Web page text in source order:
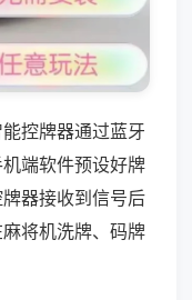
控牌器通过蓝牙
端软件预设好牌
器接收到信号后
将机洗牌、码牌